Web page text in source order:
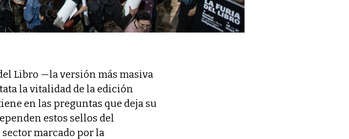
Libro —la versión más masiva
la vitalidad de la edición
en las preguntas que deja su
estos sellos del
marcado por la